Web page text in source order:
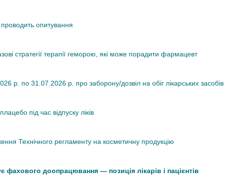
опитування
стратегії терапії геморою, які може порадити фармацевт
р. по 31.07.2026 р. про заборону/дозвіл на обіг лікарських засобів
під час відпуску ліків
Технічного регламенту на косметичну продукцію
фахового доопрацювання — позиція лікарів і пацієнтів